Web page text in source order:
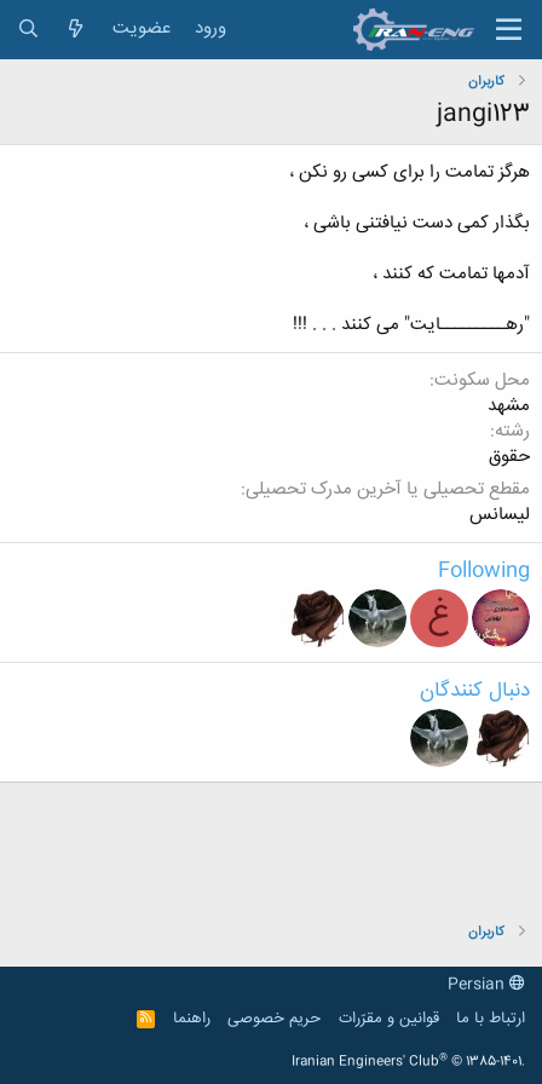
ورود عضویت
کاربران
jangi123
هرگز تمامت را برای کسی رو نکن ،
بگذار کمی دست نیافتنی باشی ،
آدمها تمامت که کنند ،
"رهـــــــــایت" می کنند . . . !!!
محل سکونت
مشهد
رشته
حقوق
مقطع تحصیلی یا آخرین مدرک تحصیلی
لیسانس
Following
غ
دنبال کنندگان
کاربران
ارتباط با ما
قوانین و مقرّرات حریم خصوصی راهنما
R
S
Iranian Engineers' Club® © 1385-1401.